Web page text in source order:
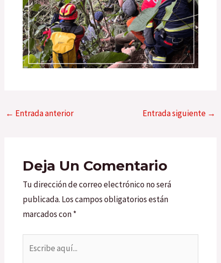
← Entrada anterior Entrada siguiente →
Deja Un Comentario
Tu dirección de correo electrónico no será
publicada. Los campos obligatorios están
marcados con*